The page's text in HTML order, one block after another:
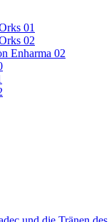
01
02
Enharma 02